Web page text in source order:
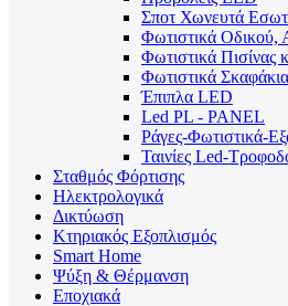
Σποτ Χωνευτά
Φωτιστικά Οδικού,
Φωτιστικά Πισίνας
Φωτιστικά
Έπιπλα LED
Led PL - PANEL
Ράγες-Φωτιστικά-
Ταινίες Led-
Σταθμός Φόρτισης
Ηλεκτρολογικά
Δικτύωση
Κτηριακός Εξοπλισμός
Smart Home
Ψύξη & Θέρμανση
Εποχιακά